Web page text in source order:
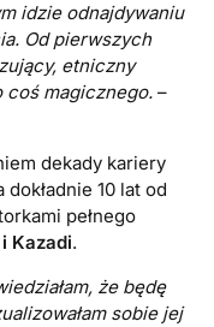
idzie odnajdywaniu
Od pierwszych
etniczny
coś magicznego. –
dekady kariery
10 lat od
pełnego
Kazadi.
że będę
sobie jej